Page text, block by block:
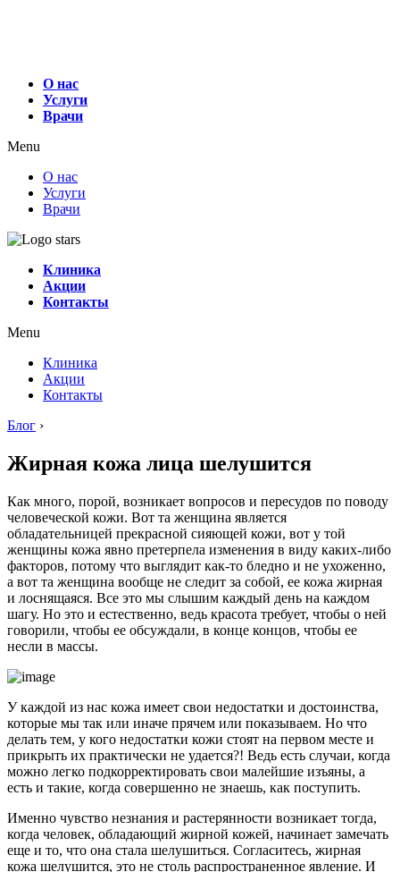
О нас
Услуги
Врачи
Menu
О нас
Услуги
Врачи
Клиника
Акции
Контакты
Menu
Клиника
Акции
Контакты
Блог ›
Жирная кожа лица шелушится
Как много, порой, возникает вопросов и пересудов по поводу
человеческой кожи. Вот та женщина является
обладательницей прекрасной сияющей кожи, вот у той
женщины кожа явно претерпела изменения в виду каких-либо
факторов, потому что выглядит как-то бледно и не ухоженно,
а вот та женщина вообще не следит за собой, ее кожа жирная
и лоснящаяся. Все это мы слышим каждый день на каждом
шагу. Но это и естественно, ведь красота требует, чтобы о ней
говорили, чтобы ее обсуждали, в конце концов, чтобы ее
несли в массы.
У каждой из нас кожа имеет свои недостатки и достоинства,
которые мы так или иначе прячем или показываем. Но что
делать тем, у кого недостатки кожи стоят на первом месте и
прикрыть их практически не удается?! Ведь есть случаи, когда
можно легко подкорректировать свои малейшие изъяны, а
есть и такие, когда совершенно не знаешь, как поступить.
Именно чувство незнания и растерянности возникает тогда,
когда человек, обладающий жирной кожей, начинает замечать
еще и то, что она стала шелушиться. Согласитесь, жирная
кожа шелушится, это не столь распространенное явление. И